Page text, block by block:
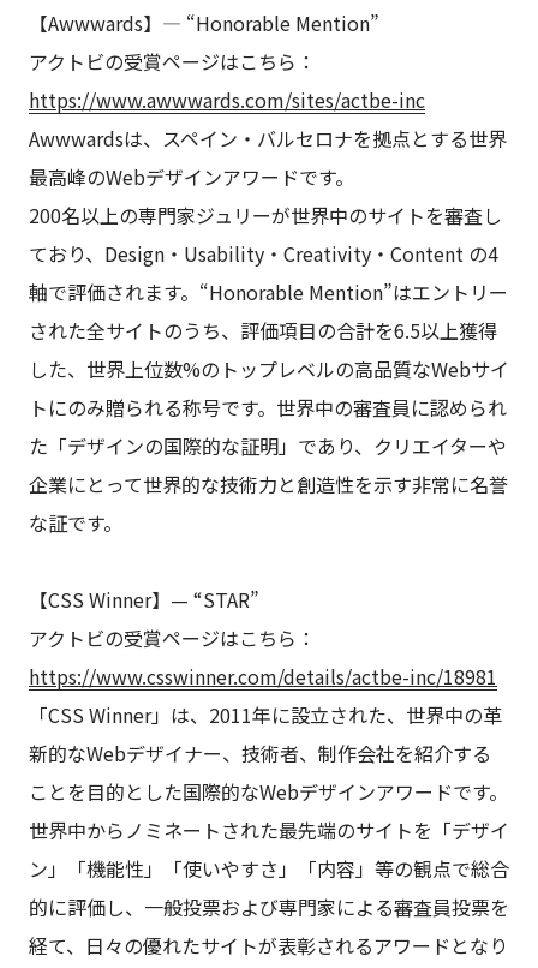
【Awwwards】— “Honorable Mention”
アクトビの受賞ページはこちら：
https://www.awwwards.com/sites/actbe-inc
Awwwardsは、スペイン・バルセロナを拠点とする世界
最高峰のWebデザインアワードです。
200名以上の専門家ジュリーが世界中のサイトを審査し
ており、Design・Usability・Creativity・Content の4
軸で評価されます。“Honorable Mention”はエントリー
された全サイトのうち、評価項目の合計を6.5以上獲得
した、世界上位数%のトップレベルの高品質なWebサイ
トにのみ贈られる称号です。世界中の審査員に認められ
た「デザインの国際的な証明」であり、クリエイターや
企業にとって世界的な技術力と創造性を示す非常に名誉
な証です。
【CSS Winner】— “STAR”
アクトビの受賞ページはこちら：
https://www.csswinner.com/details/actbe-inc/18981
「CSS Winner」は、2011年に設立された、世界中の革
新的なWebデザイナー、技術者、制作会社を紹介する
ことを目的とした国際的なWebデザインアワードです。
世界中からノミネートされた最先端のサイトを「デザイ
ン」「機能性」「使いやすさ」「内容」等の観点で総合
的に評価し、一般投票および専門家による審査員投票を
経て、日々の優れたサイトが表彰されるアワードとなり